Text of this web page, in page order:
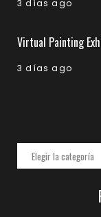
3 días ago
Virtual Painting
3 días ago